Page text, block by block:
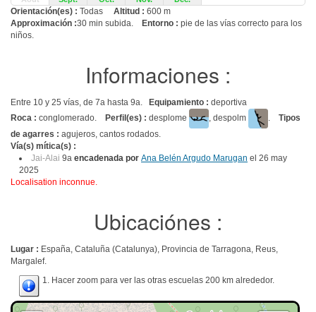
Orientación(es) : Todas Altitud : 600 m
Approximación :30 min subida. Entorno : pie de las vías correcto para los
niños.
Informaciones :
Entre 10 y 25 vías, de 7a hasta 9a. Equipamiento : deportiva
Roca : conglomerado. Perfil(es) : desplome , despolm . Tipos
de agarres : agujeros, cantos rodados.
Vía(s) mítica(s) :
Jai-Alai 9a encadenada por Ana Belén Argudo Marugan el 26 may
2025
Localisation inconnue.
Ubicaciónes :
Lugar : España, Cataluña (Catalunya), Provincia de Tarragona, Reus,
Margalef.
1. Hacer zoom para ver las otras escuelas 200 km alrededor.